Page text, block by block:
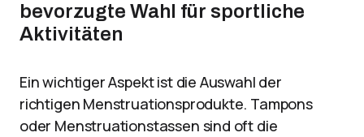
bevorzugte Wahl für sportliche
Aktivitäten
Ein wichtiger Aspekt ist die Auswahl der
richtigen Menstruationsprodukte. Tampons
oder Menstruationstassen sind oft die